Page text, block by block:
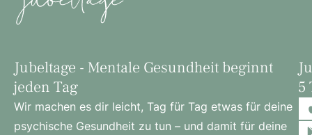
Jubeltage - Mentale Gesundheit beginnt
jeden Tag
Wir machen es dir leicht, Tag für Tag etwas für deine
psychische Gesundheit zu tun – und damit für deine
5